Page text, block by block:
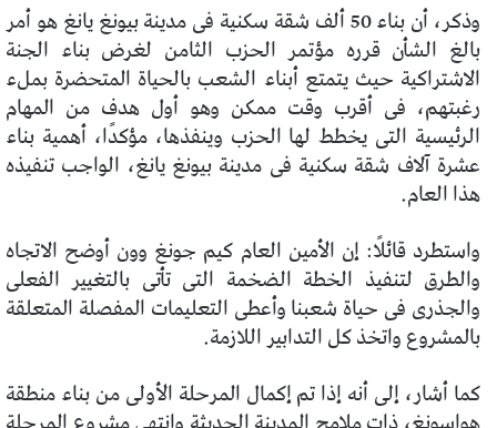
وذكر، أن بناء 50 ألف شقة سكنية فى مدينة بيونغ يانغ هو أمر
بالغ الشأن قرره مؤتمر الحزب الثامن لغرض بناء الجنة
الاشتراكية حيث يتمتع أبناء الشعب بالحياة المتحضرة بملء
رغبتهم، فى أقرب وقت ممكن وهو أول هدف من المهام
الرئيسية التى يخطط لها الحزب وينفذها، مؤكدًا، أهمية بناء
عشرة آلاف شقة سكنية فى مدينة بيونغ يانغ، الواجب تنفيذه
هذا العام.
واستطرد قائلًا: إن الأمين العام كيم جونغ وون أوضح الاتجاه
والطرق لتنفيذ الخطة الضخمة التى تأتى بالتغيير الفعلى
والجذرى فى حياة شعبنا وأعطى التعليمات المفصلة المتعلقة
بالمشروع واتخذ كل التدابير اللازمة.
كما أشار، إلى أنه إذا تم إكمال المرحلة الأولى من بناء منطقة